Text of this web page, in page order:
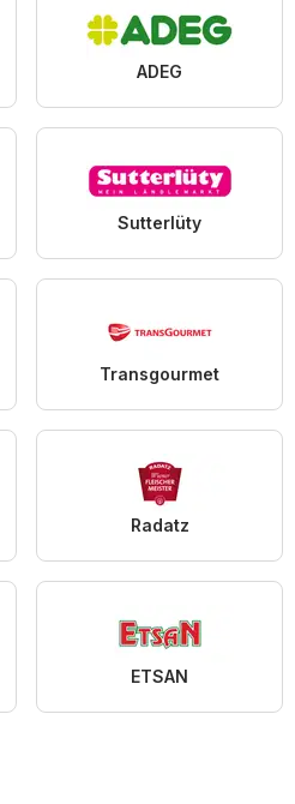
ADEG
Sutterlüty
Transgourmet
Radatz
ETSAN